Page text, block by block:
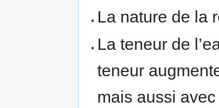
La nature de la
La teneur de
teneur
mais aussi avec